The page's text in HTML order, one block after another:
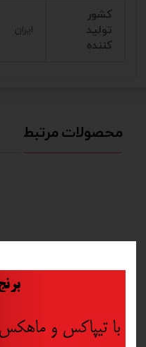
کشور
تولید
کننده
ایران
محصولات مرتبط
با تیپاکس و